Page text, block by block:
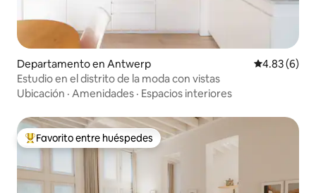
Departamento en Antwerp Calificación
4.83 (6)
Estudio en el distrito de la moda con vistas
Ubicación · Amenidades · Espacios interiores
De los mejores en Favorito entre huéspedes
Favorito entre huéspedes